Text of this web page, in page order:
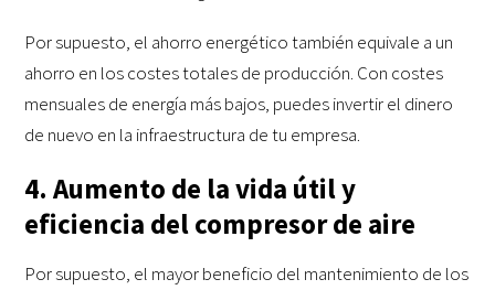
Por supuesto, el ahorro energético también equivale a un
ahorro en los costes totales de producción. Con costes
mensuales de energía más bajos, puedes invertir el dinero
de nuevo en la infraestructura de tu empresa.
4. Aumento de la vida útil y
eficiencia del compresor de aire
Por supuesto, el mayor beneficio del mantenimiento de los